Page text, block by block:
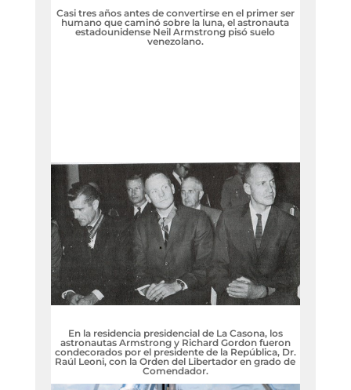
Casi tres años antes de convertirse en el primer ser
humano que caminó sobre la luna, el astronauta
estadounidense Neil Armstrong pisó suelo
venezolano.
En la residencia presidencial de La Casona, los
astronautas Armstrong y Richard Gordon fueron
condecorados por el presidente de la República, Dr.
Raúl Leoni, con la Orden del Libertador en grado de
Comendador.